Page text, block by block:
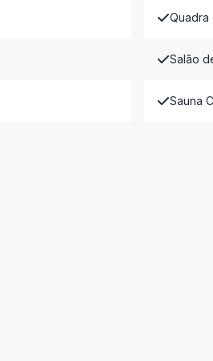
Quadra
Salão
Sauna